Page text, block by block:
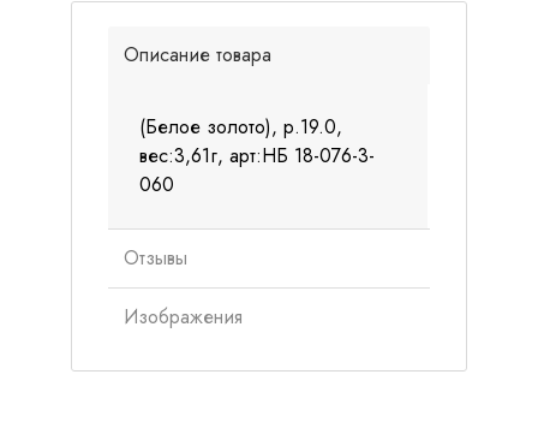
Описание товара
(Белое золото), р.19.0,
вес:3,61г, арт:НБ 18-076-3-
060
Отзывы
Изображения